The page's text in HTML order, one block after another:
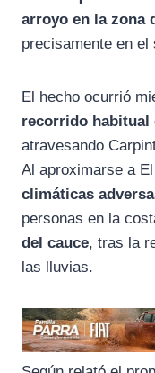
o
arroyo en la zona
precisamente en el
El hecho ocurrió
recorrido habitual
atravesando
Al aproximarse a
climáticas
personas en la
del cauce, tras la
las lluvias.